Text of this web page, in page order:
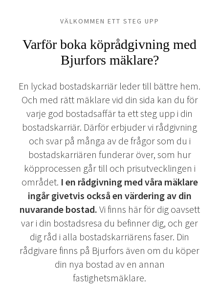
VÄLKOMMEN ETT STEG UPP
Varför boka köprådgivning med
Bjurfors mäklare?
En lyckad bostadskarriär leder till bättre hem.
Och med rätt mäklare vid din sida kan du för
varje god bostadsaffär ta ett steg upp i din
bostadskarriär. Därför erbjuder vi rådgivning
och svar på många av de frågor som du i
bostadskarriären funderar över, som hur
köpprocessen går till och prisutvecklingen i
området. I en rådgivning med våra mäklare
ingår givetvis också en värdering av din
nuvarande bostad. Vi finns här för dig oavsett
var i din bostadsresa du befinner dig, och ger
dig råd i alla bostadskarriärens faser. Din
rådgivare finns på Bjurfors även om du köper
din nya bostad av en annan
fastighetsmäklare.